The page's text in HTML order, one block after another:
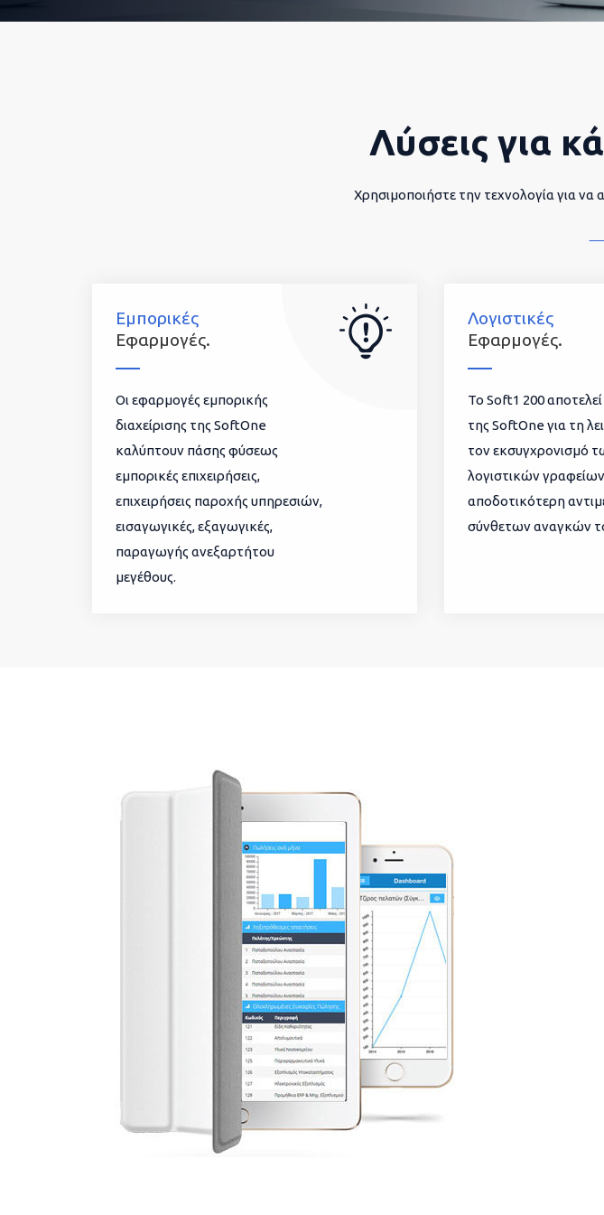
Λύσεις για
Χρησιμοποιήστε την τεχνολογία για
Εμπορικές
Εφαρμογές.
Οι εφαρμογές εμπορικής
διαχείρισης της SoftOne
καλύπτουν πάσης φύσεως
εμπορικές επιχειρήσεις,
επιχειρήσεις παροχής υπηρεσιών,
εισαγωγικές, εξαγωγικές,
παραγωγής ανεξαρτήτου
μεγέθους.
Λογιστικές
Εφαρμογές.
To Soft1 200
της SoftOne για τη
τον εκσυγχρονισμό
λογιστικών
αποδοτικότερη
σύνθετων αναγκών